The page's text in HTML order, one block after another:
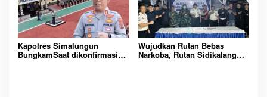
Kapolres Simalungun
BungkamSaat dikonfirmasi
Wujudkan Rutan Bebas
Narkoba, Rutan Sidikalang